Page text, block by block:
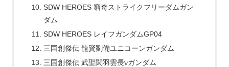
SDW HEROES 窮奇ストライクフリーダムガン
ダム
SDW HEROES レイフガンダムGP04
三国創傑伝 龍賢劉備ユニコーンガンダム
三国創傑伝 武聖関羽雲長νガンダム